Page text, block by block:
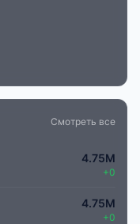
Смотреть все
4.75M
+0
4.75M
+0